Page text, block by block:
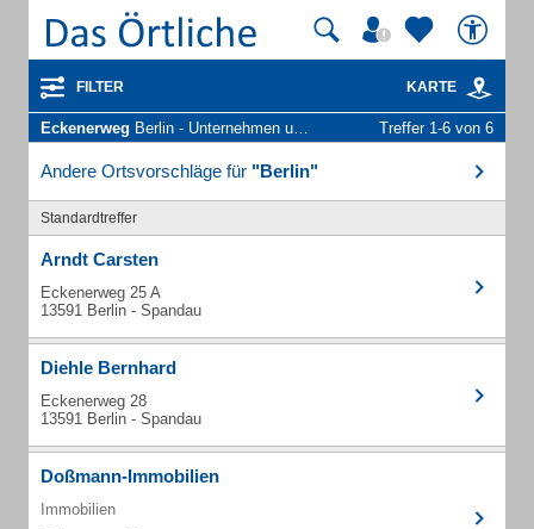
FILTER KARTE
Eckenerweg Berlin - Unternehmen und Personen Treffer 1-6 von 6
Andere Ortsvorschläge für "Berlin"
Standardtreffer
Arndt Carsten
Eckenerweg 25 A
13591 Berlin - Spandau
Diehle Bernhard
Eckenerweg 28
13591 Berlin - Spandau
Doßmann-Immobilien
Immobilien